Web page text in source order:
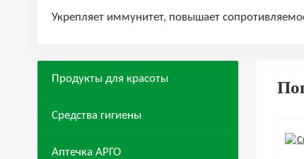
Укрепляет иммунитет, повышает
Продукты для красоты
Средства гигиены
Аптечка АРГО